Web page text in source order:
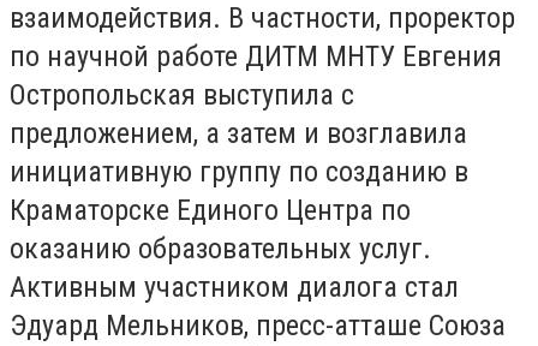
взаимодействия. В частности, проректор
по научной работе ДИТМ МНТУ Евгения
Остропольская выступила с
предложением, а затем и возглавила
инициативную группу по созданию в
Краматорске Единого Центра по
оказанию образовательных услуг.
Активным участником диалога стал
Эдуард Мельников, пресс-атташе Союза